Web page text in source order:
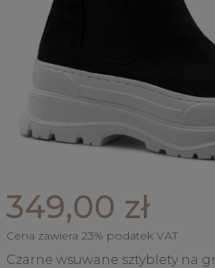
349,00 zł
Cena zawiera 23% podatek VAT
Czarne wsuwane sztyblety na